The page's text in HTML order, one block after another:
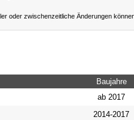
oder zwischenzeitliche Änderungen
Baujahre
ab 2017
2014-2017